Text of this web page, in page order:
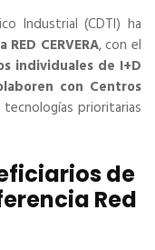
Industrial (CDTI) ha
CERVERA, con el
individuales de I+D
con Centros
prioritarias
de
Red